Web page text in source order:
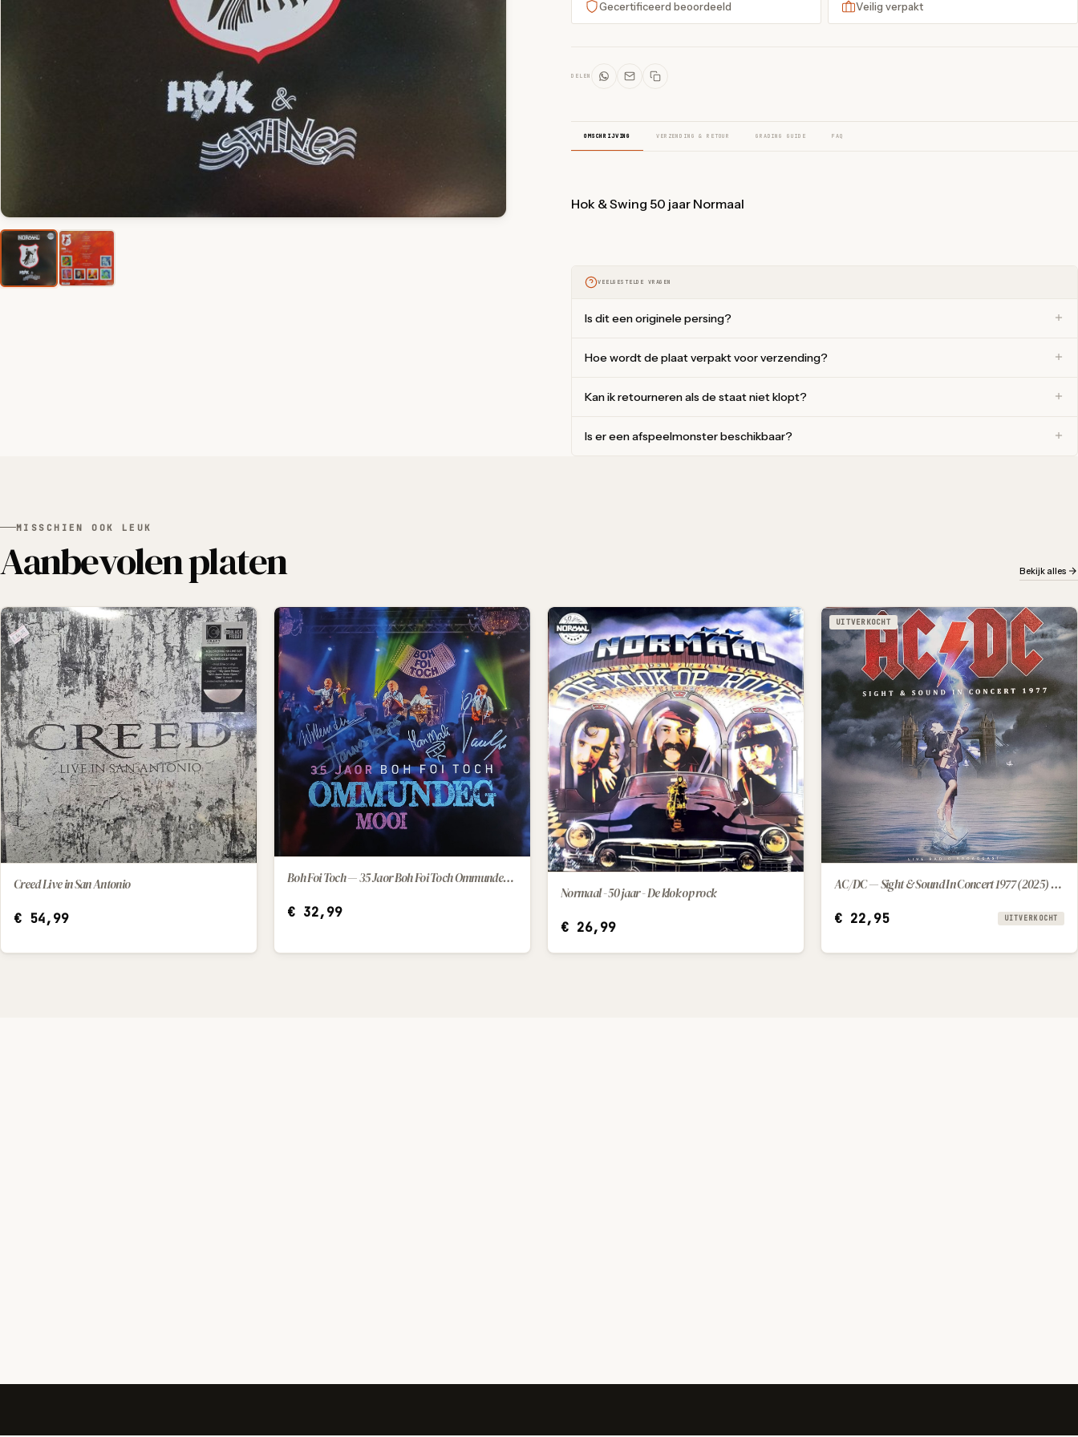
Gecertificeerd beoordeeld Veilig verpakt
DELEN
OMSCHRIJVING VERZENDING & RETOUR GRADING GUIDE FAQ
Hok & Swing 50 jaar Normaal
VEELGESTELDE VRAGEN
Is dit een originele persing?
Hoe wordt de plaat verpakt voor verzending?
Kan ik retourneren als de staat niet klopt?
Is er een afspeelmonster beschikbaar?
MISSCHIEN OOK LEUK
Aanbevolen platen Bekijk alles
IN WINKELWAGEN
Creed Live in San Antonio
€54,99
IN WINKELWAGEN Boh Foi Toch — 35 Jaor Boh Foi Toch Ommundeg Mooi (2025) [LP]
€32,99
IN WINKELWAGEN
Normaal - 50 jaar - De klok op rock
€26,99
UITVERKOCHT
AC/DC — Sight & Sound In Concert 1977 (2025) [LP]
€22,95 UITVERKOCHT